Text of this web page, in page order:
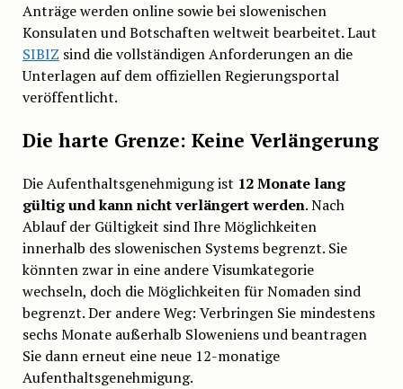
Anträge werden online sowie bei slowenischen
Konsulaten und Botschaften weltweit bearbeitet. Laut
SIBIZ sind die vollständigen Anforderungen an die
Unterlagen auf dem offiziellen Regierungsportal
veröffentlicht.
Die harte Grenze: Keine Verlängerung
Die Aufenthaltsgenehmigung ist 12 Monate lang
gültig und kann nicht verlängert werden. Nach
Ablauf der Gültigkeit sind Ihre Möglichkeiten
innerhalb des slowenischen Systems begrenzt. Sie
könnten zwar in eine andere Visumkategorie
wechseln, doch die Möglichkeiten für Nomaden sind
begrenzt. Der andere Weg: Verbringen Sie mindestens
sechs Monate außerhalb Sloweniens und beantragen
Sie dann erneut eine neue 12-monatige
Aufenthaltsgenehmigung.